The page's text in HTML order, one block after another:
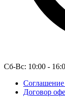
Сб-Вс: 10:00 -
Договор